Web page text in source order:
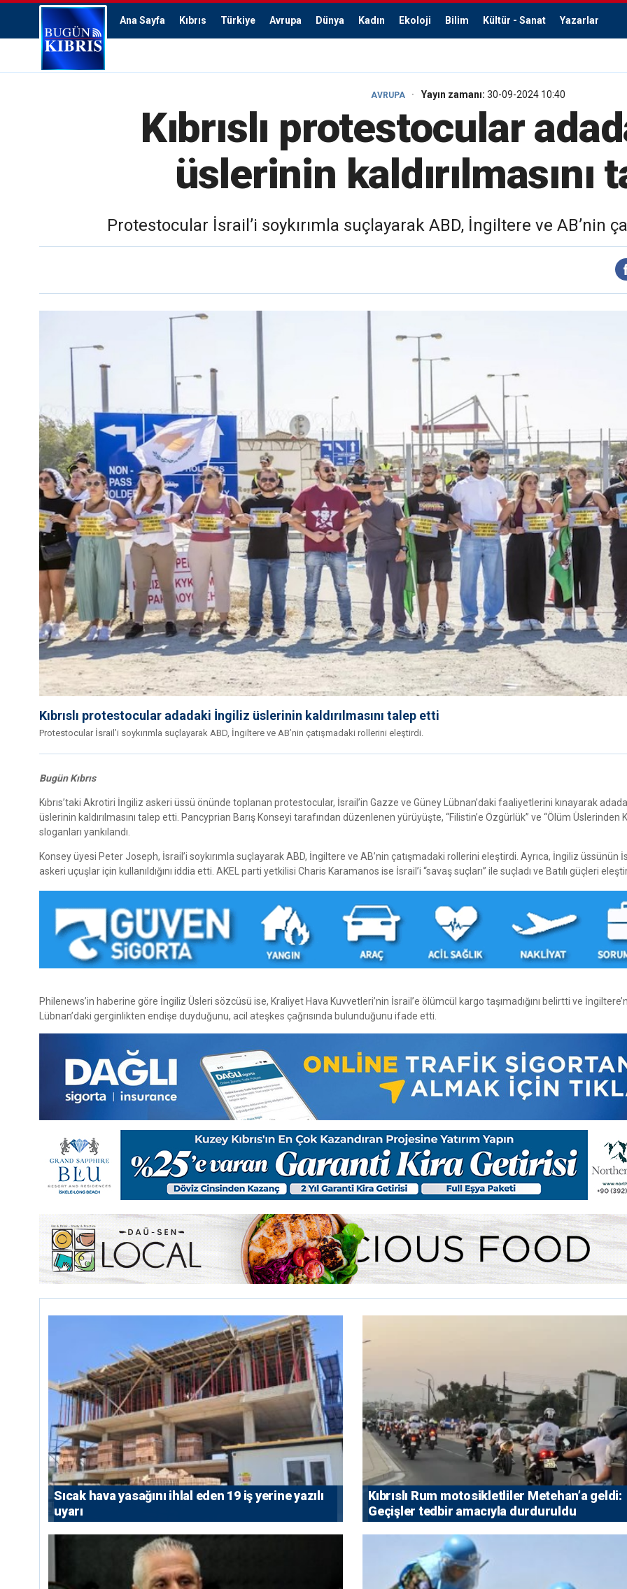
Ana Sayfa Kıbrıs Türkiye Avrupa Dünya Kadın Ekoloji Bilim Kültür - Sanat Yazarlar
AVRUPA Yayın zamanı: 30-09-2024 10:40
Kıbrıslı protestocular
üslerinin kaldırılmasını
Protestocular İsrail’i soykırımla suçlayarak ABD, İngiltere ve AB’nin
Kıbrıslı protestocular adadaki İngiliz üslerinin kaldırılmasını talep etti
Protestocular İsrail’i soykırımla suçlayarak ABD, İngiltere ve AB’nin çatışmadaki rollerini eleştirdi.
Bugün Kıbrıs
Kıbrıs’taki Akrotiri İngiliz askeri üssü önünde toplanan protestocular, İsrail’in Gazze ve Güney Lübnan’daki faaliyetlerini kınayarak
üslerinin kaldırılmasını talep etti. Pancyprian Barış Konseyi tarafından düzenlenen yürüyüşte, “Filistin’e Özgürlük” ve “Ölüm Üslerinden
sloganları yankılandı.
Konsey üyesi Peter Joseph, İsrail’i soykırımla suçlayarak ABD, İngiltere ve AB’nin çatışmadaki rollerini eleştirdi. Ayrıca, İngiliz üssünün
askeri uçuşlar için kullanıldığını iddia etti. AKEL parti yetkilisi Charis Karamanos ise İsrail’i “savaş suçları” ile suçladı ve Batılı güçleri
Philenews’in haberine göre İngiliz Üsleri sözcüsü ise, Kraliyet Hava Kuvvetleri’nin İsrail’e ölümcül kargo taşımadığını belirtti ve
Lübnan’daki gerginlikten endişe duyduğunu, acil ateşkes çağrısında bulunduğunu ifade etti.
Sıcak hava yasağını ihlal eden 19 iş yerine yazılı
uyarı
Kıbrıslı Rum motosikletliler Metehan’a geldi:
Geçişler tedbir amacıyla durduruldu